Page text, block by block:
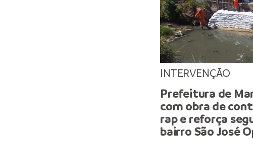
INTERVENÇÃO
Prefeitura de
com obra de
rap e reforça
bairro São José